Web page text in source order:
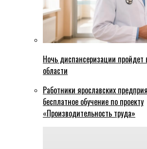
Ночь диспансеризации пройдет
области
Работники ярославских
бесплатное обучение по проекту
«Производительность труда»